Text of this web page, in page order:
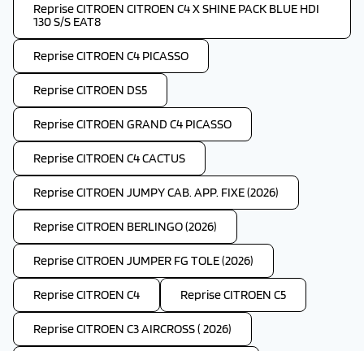
Reprise CITROEN CITROEN C4 X SHINE PACK BLUE HDI
130 S/S EAT8
Reprise CITROEN C4 PICASSO
Reprise CITROEN DS5
Reprise CITROEN GRAND C4 PICASSO
Reprise CITROEN C4 CACTUS
Reprise CITROEN JUMPY CAB. APP. FIXE (2026)
Reprise CITROEN BERLINGO (2026)
Reprise CITROEN JUMPER FG TOLE (2026)
Reprise CITROEN C4 Reprise CITROEN C5
Reprise CITROEN C3 AIRCROSS ( 2026)